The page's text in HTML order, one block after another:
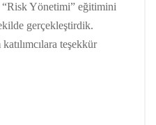
Yönetimi” eğitimini
gerçekleştirdik.
teşekkür